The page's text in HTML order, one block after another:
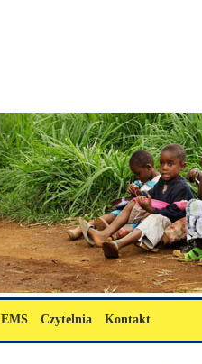
EMS Czytelnia Kontakt